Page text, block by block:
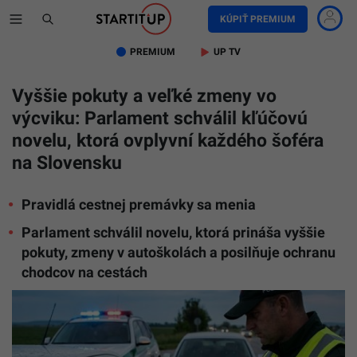
KÚPIŤ PREMIUM
PREMIUM UP TV
Vyššie pokuty a veľké zmeny vo
výcviku: Parlament schválil kľúčovú
novelu, ktorá ovplyvní každého šoféra
na Slovensku
Pravidlá cestnej premávky sa menia
Parlament schválil novelu, ktorá prináša vyššie
pokuty, zmeny v autoškolách a posilňuje ochranu
chodcov na cestách
Na
snímke
žena